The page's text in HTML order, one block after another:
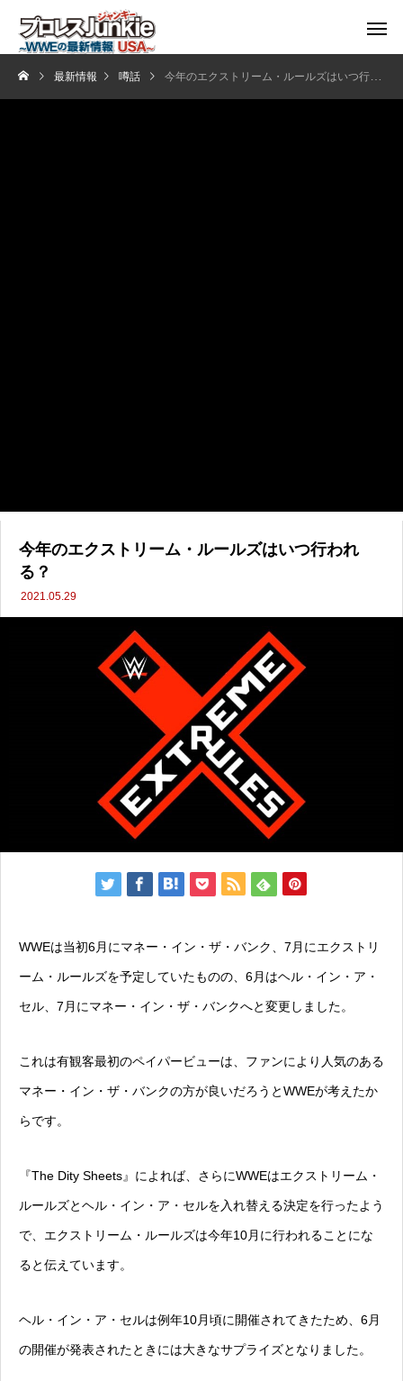
最新情報 噂話 今年のエクストリーム・ルールズはいつ行われる？
今年のエクストリーム・ルールズはいつ行われ
る？
2021.05.29
WWEは当初6月にマネー・イン・ザ・バンク、7月にエクストリ
ーム・ルールズを予定していたものの、6月はヘル・イン・ア・
セル、7月にマネー・イン・ザ・バンクへと変更しました。
これは有観客最初のペイパービューは、ファンにより人気のある
マネー・イン・ザ・バンクの方が良いだろうとWWEが考えたか
らです。
『The Dity Sheets』によれば、さらにWWEはエクストリーム・
ルールズとヘル・イン・ア・セルを入れ替える決定を行ったよう
で、エクストリーム・ルールズは今年10月に行われることにな
ると伝えています。
ヘル・イン・ア・セルは例年10月頃に開催されてきたため、6月
の開催が発表されたときには大きなサプライズとなりました。